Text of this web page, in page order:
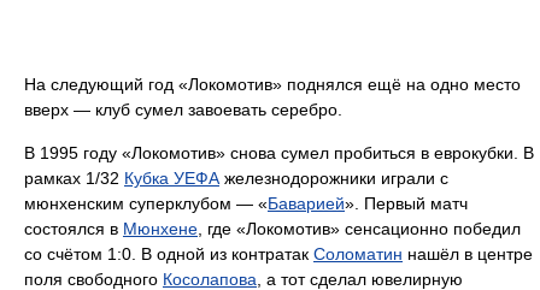
На следующий год «Локомотив» поднялся ещё на одно место
вверх — клуб сумел завоевать серебро.
В 1995 году «Локомотив» снова сумел пробиться в еврокубки. В
рамках 1/32 Кубка УЕФА железнодорожники играли с
мюнхенским суперклубом — «Баварией». Первый матч
состоялся в Мюнхене , где «Локомотив» сенсационно победил
со счётом 1:0. В одной из контратак Соломатин нашёл в центре
поля свободного Косолапова , а тот сделал ювелирную